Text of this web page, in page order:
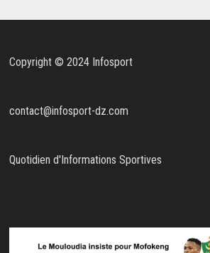
Copyright © 2024 Infosport
contact@infosport-dz.com
Quotidien d'Informations Sportives